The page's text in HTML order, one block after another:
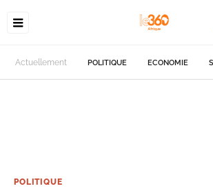
Actuellement POLITIQUE ECONOMIE
POLITIQUE